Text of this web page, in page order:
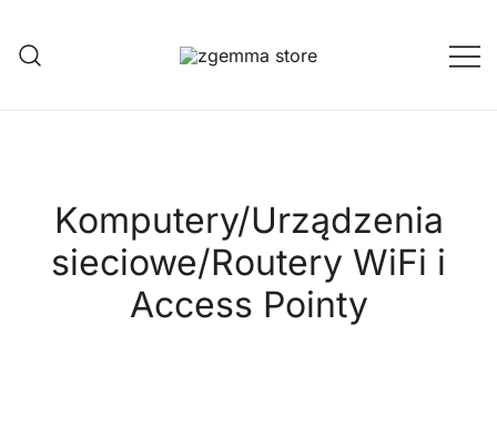
treści
Komputery/Urządzenia
sieciowe/Routery WiFi i
Access Pointy